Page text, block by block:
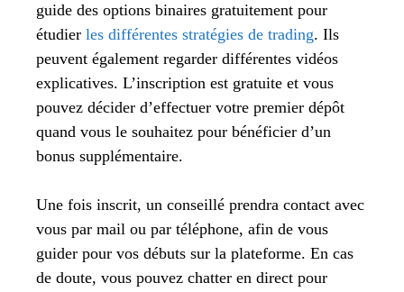
guide des options binaires gratuitement pour
étudier les différentes stratégies de trading. Ils
peuvent également regarder différentes vidéos
explicatives. L’inscription est gratuite et vous
pouvez décider d’effectuer votre premier dépôt
quand vous le souhaitez pour bénéficier d’un
bonus supplémentaire.
Une fois inscrit, un conseillé prendra contact avec
vous par mail ou par téléphone, afin de vous
guider pour vos débuts sur la plateforme. En cas
de doute, vous pouvez chatter en direct pour